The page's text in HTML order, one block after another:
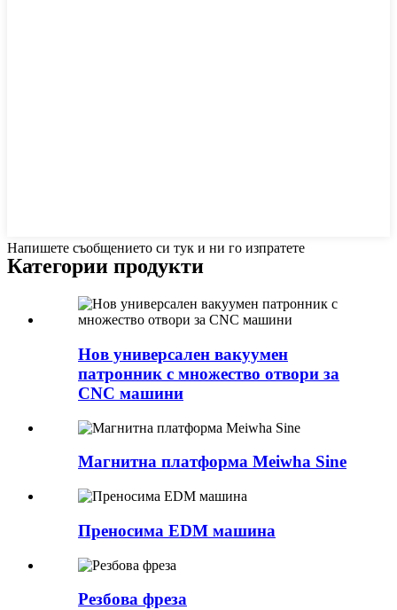
Напишете съобщението си тук и ни го изпратете
Категории продукти
Нов универсален вакуумен
патронник с множество отвори за
CNC машини
Магнитна платформа Meiwha Sine
Преносима EDM машина
Резбова фреза